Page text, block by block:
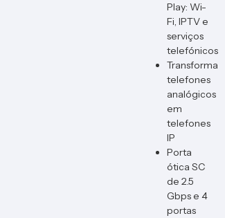
Play: Wi-
Fi, IPTV e
serviços
telefónicos
Transforma
telefones
analógicos
em
telefones
IP
Porta
ótica SC
de 2.5
Gbps e 4
portas